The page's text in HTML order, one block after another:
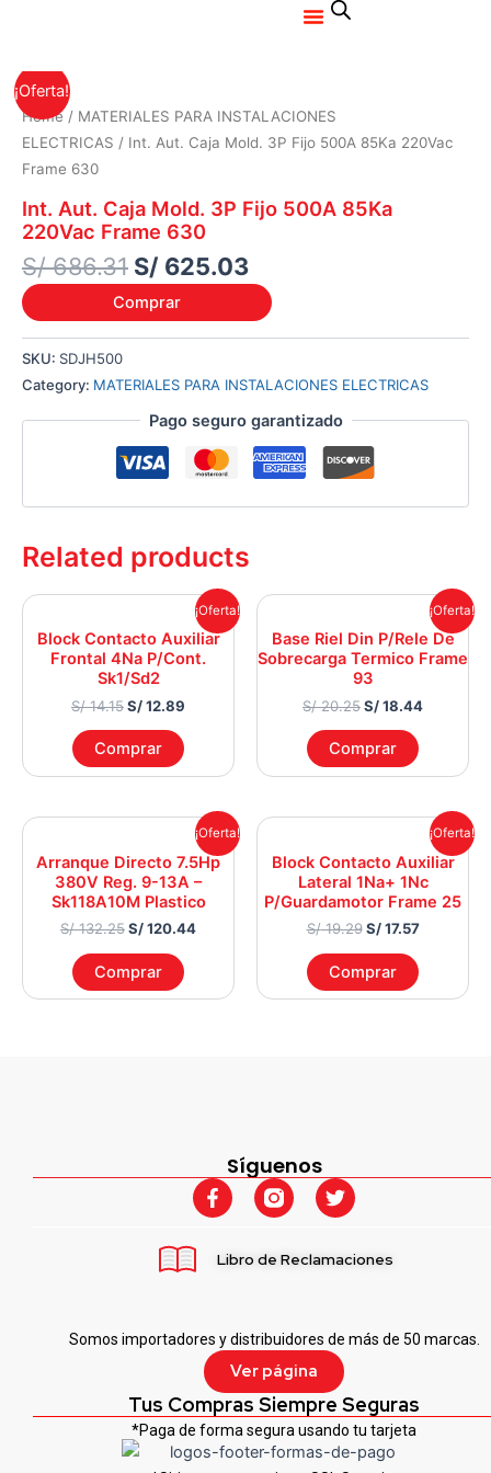
Menu
¡Oferta!
Home / MATERIALES PARA INSTALACIONES
ELECTRICAS / Int. Aut. Caja Mold. 3P Fijo 500A 85Ka 220Vac
Frame 630
Int. Aut. Caja Mold. 3P Fijo 500A 85Ka
220Vac Frame 630
S/686.31
price
was:
S/ 625.03
price
is:
Comprar
SKU: SDJH500
Category: MATERIALES PARA INSTALACIONES ELECTRICAS
Pago seguro garantizado
Related products
¡Oferta!
Block Contacto Auxiliar
Frontal 4Na P/Cont.
Sk1/Sd2
S/14.15
was:
S/ 14.15.
S/12.89
Current
price
is:
S/ 12.89.
Comprar
¡Oferta!
Base Riel Din P/Rele De
Sobrecarga Termico Frame
93
S/20.25
was:
S/ 20.25.
S/18.44
Current
price
is:
S/ 18.44.
Comprar
¡Oferta!
Arranque Directo 7.5Hp
380V Reg. 9-13A –
Sk118A10M Plastico
S/132.25
was:
S/ 132.25.
S/120.44
Current
price
is:
S/ 120.44.
Comprar
¡Oferta!
Block Contacto Auxiliar
Lateral 1Na+ 1Nc
P/Guardamotor Frame 25
S/19.29
was:
S/ 19.29.
S/17.57
Current
price
is:
S/ 17.57.
Comprar
Somos importadores y distribuidores de más de 50 marcas.
Ver página
Tus Compras Siempre Seguras
*Paga de forma segura usando tu tarjeta
Síguenos
F
a
b
-
T
w
t
Libro de Reclamaciones